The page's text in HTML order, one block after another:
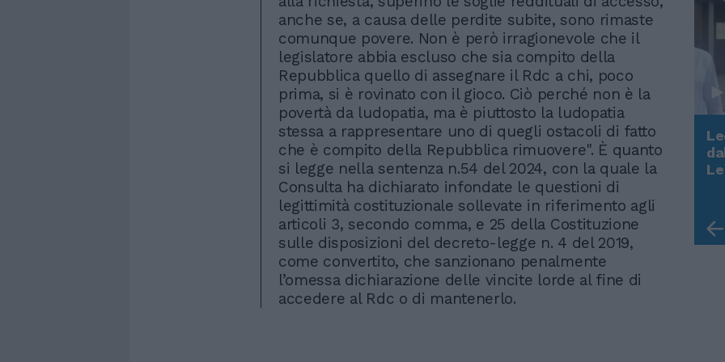
anche se, a causa delle perdite subite, sono rimaste
comunque povere. Non è però irragionevole che il
legislatore abbia escluso che sia compito della
Repubblica quello di assegnare il Rdc a chi, poco
prima, si è rovinato con il gioco. Ciò perché non è la
povertà da ludopatia, ma è piuttosto la ludopatia
stessa a rappresentare uno di quegli ostacoli di fatto
che è compito della Repubblica rimuovere". È quanto
si legge nella sentenza n.54 del 2024, con la quale la
Consulta ha dichiarato infondate le questioni di
legittimità costituzionale sollevate in riferimento agli
articoli 3, secondo comma, e 25 della Costituzione
sulle disposizioni del decreto-legge n. 4 del 2019,
come convertito, che sanzionano penalmente
l’omessa dichiarazione delle vincite lorde al fine di
accedere al Rdc o di mantenerlo.
Rudy Giuliani a Come States?
Trump, Meloni e la strategia
americana